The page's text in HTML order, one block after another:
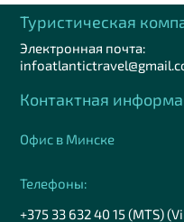
Туристическая
Электронная почта:
Контактная
Офис в Минске
Телефоны:
+375 33 632 40 15 (MTS)